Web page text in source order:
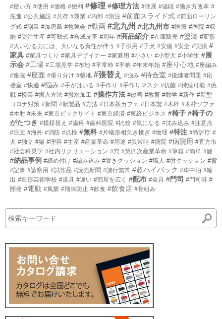
#使い方 #使用 #価格 #便利 #修理 #修理方法 #個展 #値段 #働き方改革 #
先進 #公共施設 #共存 #兼業 #内部 #別注 #前面スライド式 #前面ローリン
グ式 #副業 #加唐島 #勉強会 #動画 #北九州 #北九州市 #医療 #医院 #収
納 #受注生産 #可動式 #合成皮革 #周年 #商品紹介 #在庫販売 #塗装 #変形
#大いなる力には、大いなる責任が伴う #子供用 #子犬 #安価 #安全 #実績 #
家具 #家具づくり #家具デザイナー #家庭用 #小さい #小型犬 #小学生 #展
示会 #工場 #工場見学 #布地 #平常時 #平枘 #年末年始 #座り心地 #座編み
#座蔵 #座面 #張り分け #張地 #張替え #強み #待合室 #後継者問題 #応
接室 #快適 #悩み #手がはいる #手作り #手作りマスク #抗菌 #持続可能 #挑
戦 #授業 #搬入方法 #撥水加工 #操作方法 #改善 #教育 #数学 #新作 #新型
コロナ対策 #新聞 #新製品 #方法 #日本茶カフェ #日本製 #木枠 #木枠ソファ
#木肘 #未来 #東京ビックサイト #東京経済 #東経ビジネス #椅子 #椅子の
がたつき #模様替え #歯科 #歯科医院 #比較 #気になる #沈み込み #注意点
#注文 #海外 #消防 #点検 #無料 #片蟻形相欠き接ぎ #物理 #特注 #特許庁 #
犬 #独立 #猫 #理容 #生産 #産業革命 #用途 #異常時 #病院 #病院用 #直方市
#社会科見学 #社内リクリエーション #穴 #第四次産業革命 #筆箱 #簡単 #籐
#納品事例 #締め付け #編み込み #置きクッション #職人 #肘クッション #背
#記事 #診察用 #試作品 #読売新聞 #諸行無常 #超ハイバック #車中泊 #輸
出 #造形芸術学校 #道具 #違い #部屋を広く #配布 #金具 #門司 #門司港 #
開発 #電動 #風樂 #飛沫防止 #飲食 #飲食店 #骨組み